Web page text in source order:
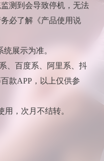
测到会导致停机，无法
必了解《产品使用说
展示为准。
、百度系、阿里系、抖
款APP，以上仅供参
，次月不结转。